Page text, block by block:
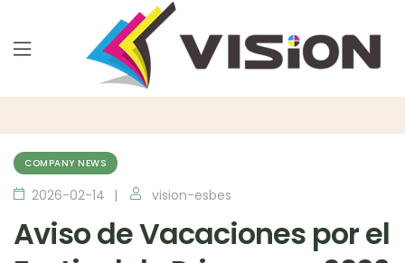
COMPANY NEWS
2026-02-14 vision-esbes
Aviso de Vacaciones por el